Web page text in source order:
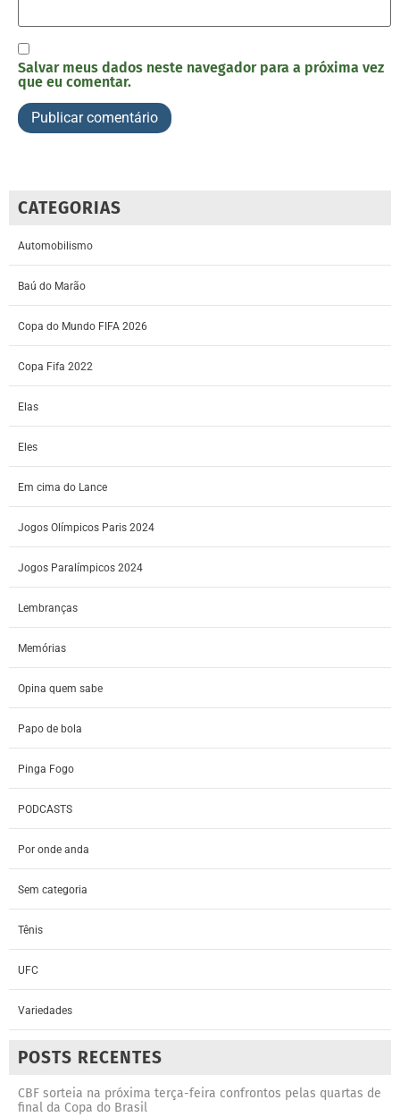
Salvar meus dados neste navegador para a próxima vez
que eu comentar.
CATEGORIAS
Automobilismo
Baú do Marão
Copa do Mundo FIFA 2026
Copa Fifa 2022
Elas
Eles
Em cima do Lance
Jogos Olímpicos Paris 2024
Jogos Paralímpicos 2024
Lembranças
Memórias
Opina quem sabe
Papo de bola
Pinga Fogo
PODCASTS
Por onde anda
Sem categoria
Tênis
UFC
Variedades
POSTS RECENTES
CBF sorteia na próxima terça-feira confrontos pelas quartas de
final da Copa do Brasil